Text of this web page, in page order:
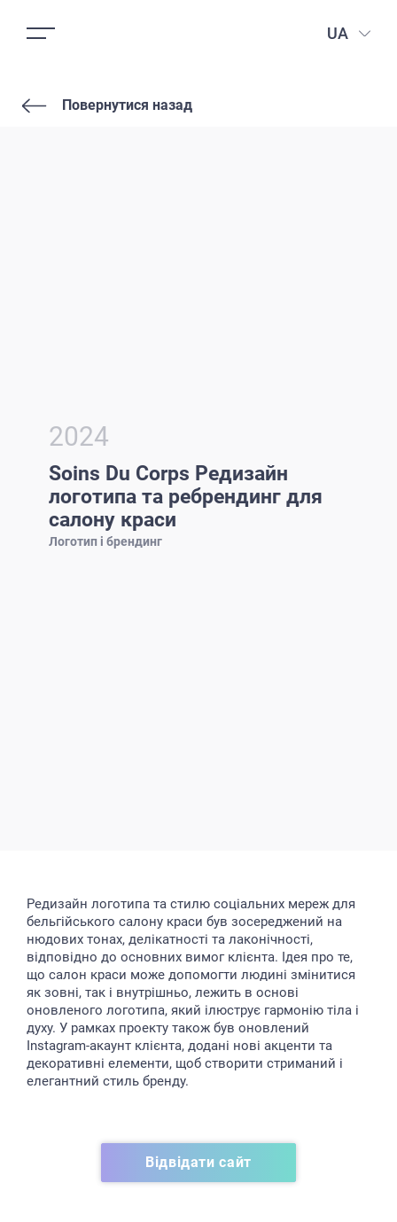
UA
Повернутися назад
2024
Soins Du Corps Редизайн
логотипа та ребрендинг для
салону краси
Логотип і брендинг
Редизайн логотипа та стилю соціальних мереж для
бельгійського салону краси був зосереджений на
нюдових тонах, делікатності та лаконічності,
відповідно до основних вимог клієнта. Ідея про те,
що салон краси може допомогти людині змінитися
як зовні, так і внутрішньо, лежить в основі
оновленого логотипа, який ілюструє гармонію тіла і
духу. У рамках проекту також був оновлений
Instagram-акаунт клієнта, додані нові акценти та
декоративні елементи, щоб створити стриманий і
елегантний стиль бренду.
Відвідати сайт